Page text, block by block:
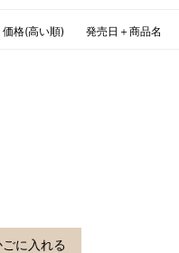
価格(高い順) 発売日＋商品名
に入れる